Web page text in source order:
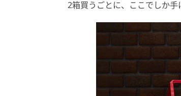
2箱買うごとに、ここでしか手